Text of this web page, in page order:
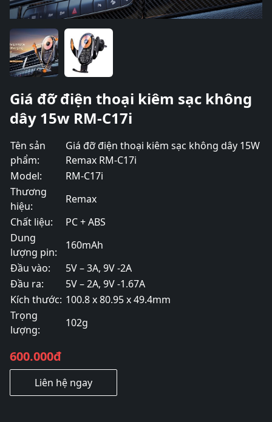
Giá đỡ điện thoại kiêm sạc không
dây 15w RM-C17i
Tên sản
phẩm:
Giá đỡ điện thoại kiêm sạc không dây 15W
Remax RM-C17i
Model:
RM-C17i
Thương
hiệu:
Remax
Chất liệu:
PC + ABS
Dung
lượng pin:
160mAh
Đầu vào:
5V – 3A, 9V -2A
Đầu ra:
5V – 2A, 9V -1.67A
Kích thước: 100.8 x 80.95 x 49.4mm
Trọng
lượng:
102g
600.000đ
Liên hệ ngay